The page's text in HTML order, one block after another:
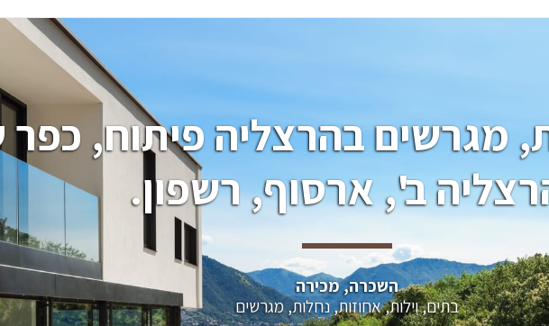
ב', ארסוף, רשפון.
השכרה, מכירה
בתים, וילות, אחוזות, נחלות, מגרשים